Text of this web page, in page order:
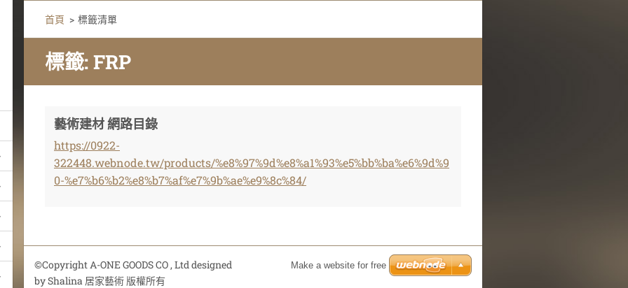
首頁 > 標籤清單
標籤: FRP
藝術建材 網路目錄
https://0922-
322448.webnode.tw/products/%e8%97%9d%e8%a1%93%e5%bb%ba%e6%9d%9
0-%e7%b6%b2%e8%b7%af%e7%9b%ae%e9%8c%84/
©Copyright A-ONE GOODS CO , Ltd designed
by Shalina 居家藝術 版權所有
Make a website for free